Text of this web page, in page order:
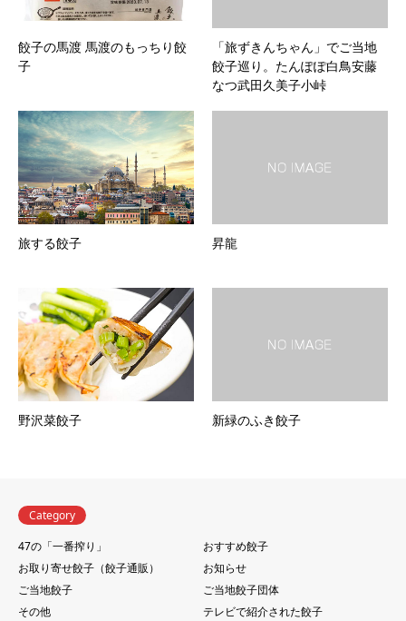
餃子の馬渡 馬渡のもっちり餃
子
「旅ずきんちゃん」でご当地
餃子巡り。たんぽぽ白鳥安藤
なつ武田久美子小峠
旅する餃子 昇龍
野沢菜餃子 新緑のふき餃子
Category
47の「一番搾り」
おすすめ餃子
お取り寄せ餃子（餃子通販）
お知らせ
ご当地餃子
ご当地餃子団体
その他
テレビで紹介された餃子